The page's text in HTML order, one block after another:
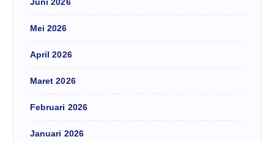
Mei 2026
April 2026
Maret 2026
Februari 2026
Januari 2026